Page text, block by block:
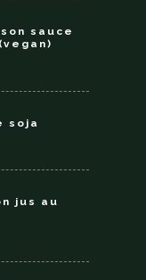
sauce
soja
jus au